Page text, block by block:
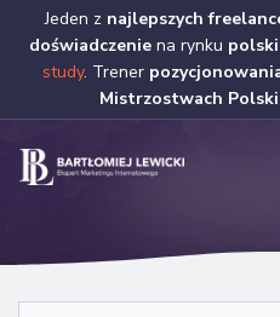
Jeden z najlepszych
doświadczenie na rynku
study. Trener
Mistrzostwach Polski